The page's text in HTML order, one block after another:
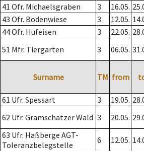
41 Ofr. Michaelsgraben 3 16.05.
43 Ofr. Bodenwiese 3 12.05.
44 Ofr. Hufeisen 3 22.05.
51 Mfr. Tiergarten 3 06.05.
Surname TM from
61 Ufr. Spessart 3 19.05.
62 Ufr. Gramschatzer Wald 3 20.05.
63 Ufr. Haßberge AGT-
Toleranzbelegstelle
6 12.05.